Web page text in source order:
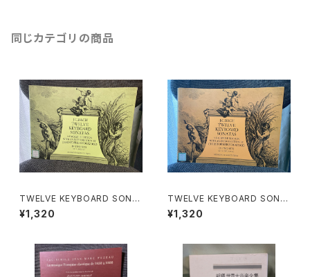
同じカテゴリの商品
TWELVE KEYBOARD SONA
TAS SET 1(OPUS Ⅴ)【著者：
J.C.BACH】出版社：OXFORD
¥1,320
TWELVE KEYBOARD SONA
TAS SET 2(OPUS XVⅡ)【著
者：J.C.BACH】出版社：OXFO
¥1,320